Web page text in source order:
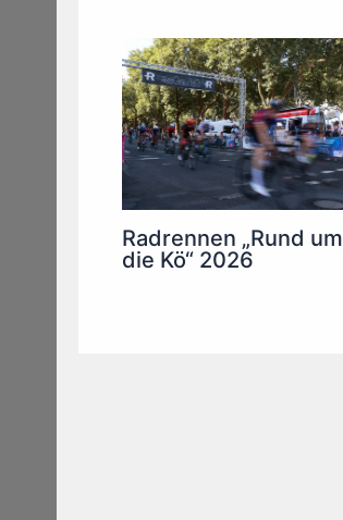
Radrennen „Rund um
die Kö“ 2026